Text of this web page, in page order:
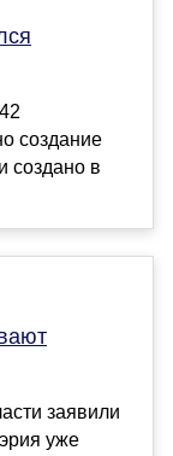
создание
создано в
заявили
уже